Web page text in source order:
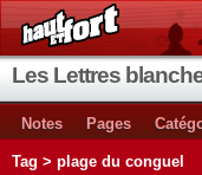
Les Lettres
Notes Pages
Tag > plage du conguel